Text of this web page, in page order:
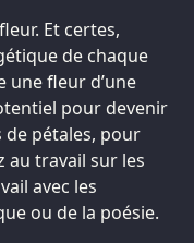
Et certes,
de chaque
une fleur d’une
pour devenir
pétales, pour
au travail sur les
avec les
ou de la poésie.